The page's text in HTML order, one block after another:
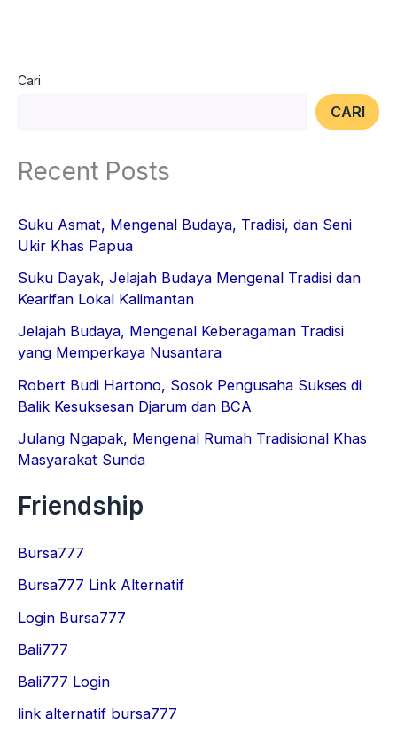
Cari
CARI
Recent Posts
Suku Asmat, Mengenal Budaya, Tradisi, dan Seni
Ukir Khas Papua
Suku Dayak, Jelajah Budaya Mengenal Tradisi dan
Kearifan Lokal Kalimantan
Jelajah Budaya, Mengenal Keberagaman Tradisi
yang Memperkaya Nusantara
Robert Budi Hartono, Sosok Pengusaha Sukses di
Balik Kesuksesan Djarum dan BCA
Julang Ngapak, Mengenal Rumah Tradisional Khas
Masyarakat Sunda
Friendship
Bursa777
Bursa777 Link Alternatif
Login Bursa777
Bali777
Bali777 Login
link alternatif bursa777